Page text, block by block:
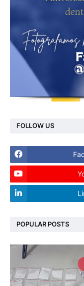
FOLLOW US
POPULAR POSTS